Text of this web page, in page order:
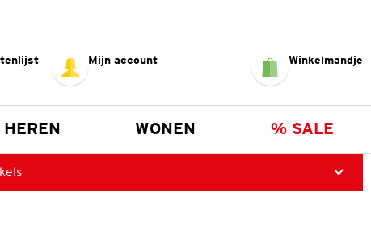
Mijn account Winkelmandje
HEREN WONEN % SALE